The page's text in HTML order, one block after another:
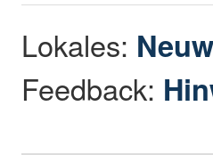
Lokales:
Feedback: